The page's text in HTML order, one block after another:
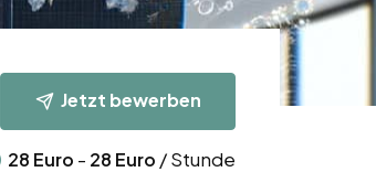
Jetzt bewerben
28 Euro - 28 Euro / Stunde